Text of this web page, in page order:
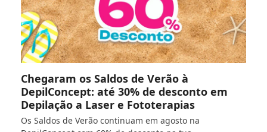
Chegaram os Saldos de Verão à
DepilConcept: até 30% de desconto em
Depilação a Laser e Fototerapias
Os Saldos de Verão continuam em agosto na